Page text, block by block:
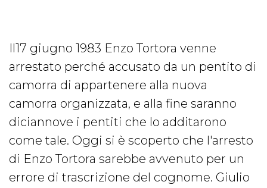
Il17 giugno 1983 Enzo Tortora venne
arrestato perché accusato da un pentito di
camorra di appartenere alla nuova
camorra organizzata, e alla fine saranno
diciannove i pentiti che lo additarono
come tale. Oggi si è scoperto che l'arresto
di Enzo Tortora sarebbe avvenuto per un
errore di trascrizione del cognome. Giulio